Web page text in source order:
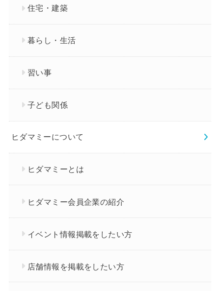
住宅・建築
暮らし・生活
習い事
子ども関係
ヒダマミーについて
ヒダマミーとは
ヒダマミー会員企業の紹介
イベント情報掲載をしたい方
店舗情報を掲載をしたい方